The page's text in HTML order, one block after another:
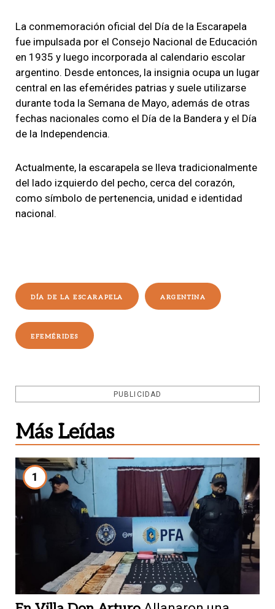
La conmemoración oficial del Día de la Escarapela
fue impulsada por el Consejo Nacional de Educación
en 1935 y luego incorporada al calendario escolar
argentino. Desde entonces, la insignia ocupa un lugar
central en las efemérides patrias y suele utilizarse
durante toda la Semana de Mayo, además de otras
fechas nacionales como el Día de la Bandera y el Día
de la Independencia.
Actualmente, la escarapela se lleva tradicionalmente
del lado izquierdo del pecho, cerca del corazón,
como símbolo de pertenencia, unidad e identidad
nacional.
DÍA DE LA ESCARAPELA ARGENTINA
EFEMÉRIDES
PUBLICIDAD
Más Leídas
1